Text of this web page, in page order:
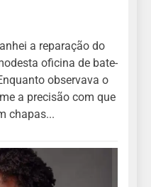
a reparação do
oficina de bate-
observava o
a precisão com que
chapas...